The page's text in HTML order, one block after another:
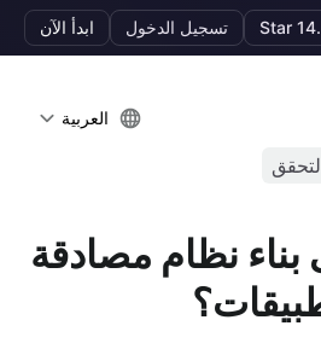
Star تسجيل الدخول ابدأ الآن
العربية
بناء نظام مصادقة